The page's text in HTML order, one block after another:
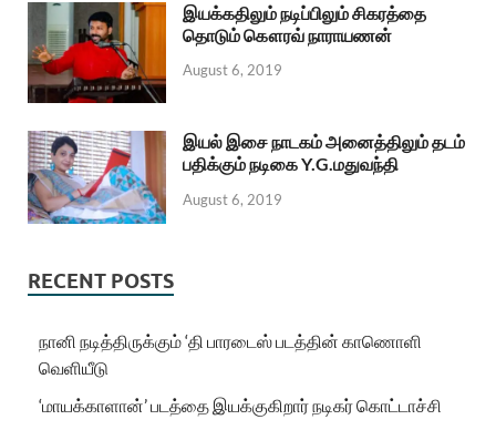
இயக்கதிலும் நடிப்பிலும் சிகரத்தை
தொடும் கௌரவ் நாராயணன்
August 6, 2019
இயல் இசை நாடகம் அனைத்திலும் தடம்
பதிக்கும் நடிகை Y.G.மதுவந்தி
August 6, 2019
RECENT POSTS
நானி நடித்திருக்கும் ‘தி பாரடைஸ் படத்தின் காணொளி
வெளியீடு
‘மாயக்காளான்’ படத்தை இயக்குகிறார் நடிகர் கொட்டாச்சி